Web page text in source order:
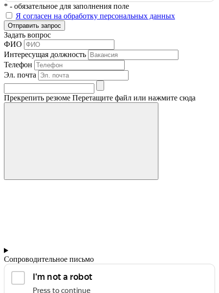
* - обязательное для заполнения поле
Я согласен на обработку персональных данных
Отправить запрос
Задать вопрос
ФИО
Интересущая должность
Телефон
Эл. почта
Прекрепить резюме Перетащите файл или нажмите сюда
Сопроводительное письмо